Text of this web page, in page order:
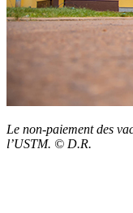
Le non-paiement des
l’USTM. © D.R.